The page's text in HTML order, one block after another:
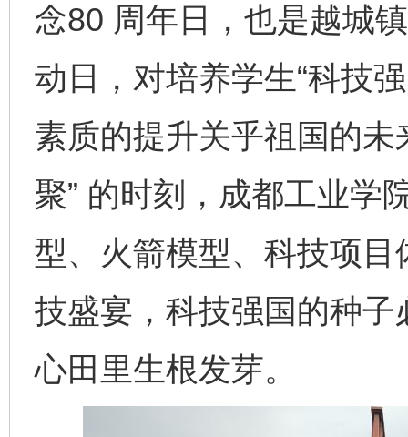
念80 周年日，也是越城
动日，对培养学生“科技
素质的提升关乎祖国的
聚” 的时刻，成都工业学
型、火箭模型、科技项
技盛宴，科技强国的种
心田里生根发芽。